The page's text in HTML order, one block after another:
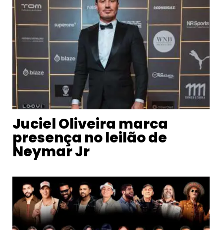
Juciel Oliveira marca
presença no leilão de
Neymar Jr